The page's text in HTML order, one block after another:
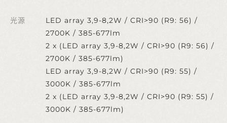
光源
LED array 3,9-8,2W / CRI>90 (R9: 56) /
2700K / 385-677lm
2 x (LED array 3,9-8,2W / CRI>90 (R9: 56) /
2700K / 385-677lm)
LED array 3,9-8,2W / CRI>90 (R9: 55) /
3000K / 385-677lm
2 x (LED array 3,9-8,2W / CRI>90 (R9: 55) /
3000K / 385-677lm)